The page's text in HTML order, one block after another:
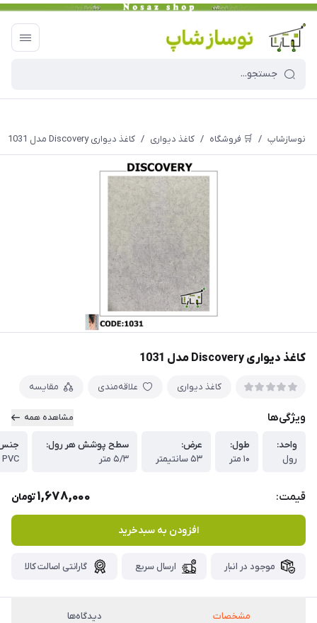
نوسازشاپ / 🛒 فروشگاه / کاغذ دیواری / کاغذ دیواری Discovery مدل 1031
کاغذ دیواری Discovery مدل 1031
کاغذ دیواری علاقه‌مندی مقایسه
ویژگی‌ها مشاهده همه
واحد:
رول
طول:
۱۰ متر
عرض:
۵۳ سانتیمتر
سطح پوشش هر رول:
۵/۳ متر
جنس
PVC
قیمت: 1,678,000تومان
افزودن به سبدخرید
موجود در انبار ارسال سریع گارانتی اصالت کالا
مشخصات دیدگاه‌ها